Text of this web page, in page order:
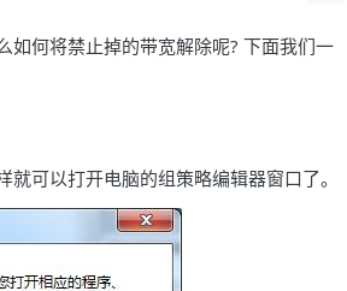
何将禁止掉的带宽解除呢? 下面我们一
可以打开电脑的组策略编辑器窗口了。